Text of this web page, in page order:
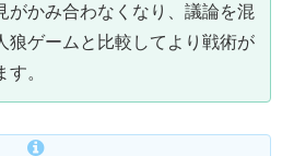
がかみ合わなくなり、議論を混
狼ゲームと比較してより戦術が
。